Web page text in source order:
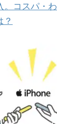
。コスパ・